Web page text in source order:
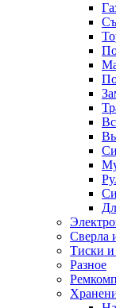
Сверла
Тиски и
Разное